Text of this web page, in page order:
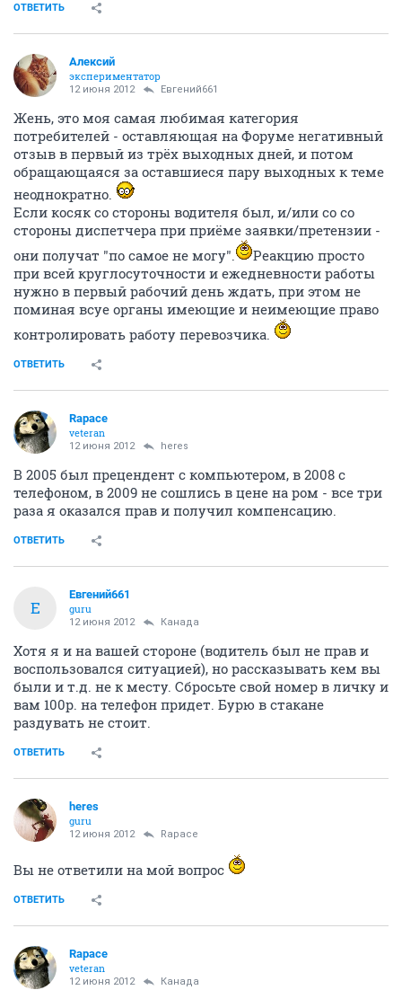
ОТВЕТИТЬ
Алексий
экспериментатор
12 июня 2012 Евгений661
Жень, это моя самая любимая категория
потребителей - оставляющая на Форуме негативный
отзыв в первый из трёх выходных дней, и потом
обращающаяся за оставшиеся пару выходных к теме
неоднократно.
Если косяк со стороны водителя был, и/или со со
стороны диспетчера при приёме заявки/претензии -
они получат "по самое не могу".
Реакцию просто
при всей круглосуточности и ежедневности работы
нужно в первый рабочий день ждать, при этом не
поминая всуе органы имеющие и неимеющие право
контролировать работу перевозчика.
ОТВЕТИТЬ
Rapace
veteran
12 июня 2012 heres
В 2005 был прецендент с компьютером, в 2008 с
телефоном, в 2009 не сошлись в цене на ром - все три
раза я оказался прав и получил компенсацию.
ОТВЕТИТЬ
Е
Евгений661
guru
12 июня 2012 Канада
Хотя я и на вашей стороне (водитель был не прав и
воспользовался ситуацией), но рассказывать кем вы
были и т.д. не к месту. Сбросьте свой номер в личку и
вам 100р. на телефон придет. Бурю в стакане
раздувать не стоит.
ОТВЕТИТЬ
heres
guru
12 июня 2012 Rapace
Вы не ответили на мой вопрос
ОТВЕТИТЬ
Rapace
veteran
12 июня 2012 Канада